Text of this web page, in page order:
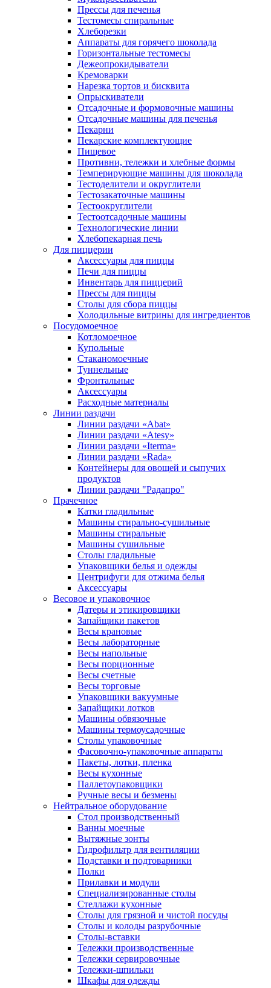
Прессы для печенья
Тестомесы спиральные
Хлеборезки
Аппараты для горячего шоколада
Горизонтальные тестомесы
Дежеопрокидыватели
Кремоварки
Нарезка тортов и бисквита
Опрыскиватели
Отсадочные и формовочные машины
Отсадочные машины для печенья
Пекарни
Пекарские комплектующие
Пищевое
Противни, тележки и хлебные формы
Темперирующие машины для шоколада
Тестоделители и округлители
Тестозакаточные машины
Тестоокруглители
Тестоотсадочные машины
Технологические линии
Хлебопекарная печь
Для пиццерии
Аксессуары для пиццы
Печи для пиццы
Инвентарь для пиццерий
Прессы для пиццы
Столы для сбора пиццы
Холодильные витрины для ингредиентов
Посудомоечное
Котломоечное
Купольные
Стаканомоечные
Туннельные
Фронтальные
Аксессуары
Расходные материалы
Линии раздачи
Линии раздачи «Abat»
Линии раздачи «Atesy»
Линии раздачи «Iterma»
Линии раздачи «Rada»
Контейнеры для овощей и сыпучих
продуктов
Линии раздачи "Радапро"
Прачечное
Катки гладильные
Машины стирально-сушильные
Машины стиральные
Машины сушильные
Столы гладильные
Упаковщики белья и одежды
Центрифуги для отжима белья
Аксессуары
Весовое и упаковочное
Датеры и этикировщики
Запайщики пакетов
Весы крановые
Весы лабораторные
Весы напольные
Весы порционные
Весы счетные
Весы торговые
Упаковщики вакуумные
Запайщики лотков
Машины обвязочные
Машины термоусадочные
Столы упаковочные
Фасовочно-упаковочные аппараты
Пакеты, лотки, пленка
Весы кухонные
Паллетоупаковщики
Ручные весы и безмены
Нейтральное оборудование
Cтол производственный
Ванны моечные
Вытяжные зонты
Гидрофильтр для вентиляции
Подставки и подтоварники
Полки
Прилавки и модули
Специализированные столы
Стеллажи кухонные
Столы для грязной и чистой посуды
Столы и колоды разрубочные
Столы-вставки
Тележки производственные
Тележки сервировочные
Тележки-шпильки
Шкафы для одежды